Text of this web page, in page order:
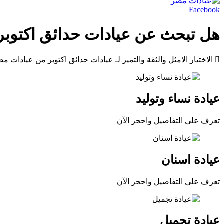
Facebook
هل تبحث عن عيادات حدائق
الاختيار الامثل والثقة والتميز لـ عيادات حدائق اكتوبر من عيادات
عيادة نساء وتوليد
تعرف على التفاصيل واحجز الآن
عيادة اسنان
تعرف على التفاصيل واحجز الآن
عيادة تجميل